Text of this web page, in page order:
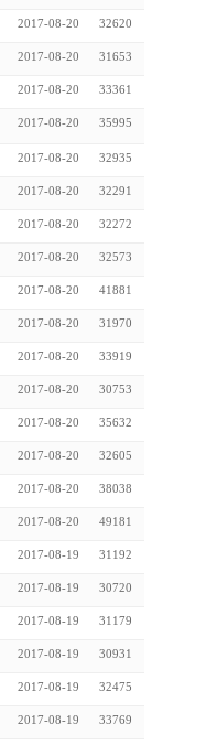
2017-08-20 32620
2017-08-20 31653
2017-08-20 33361
2017-08-20 35995
2017-08-20 32935
2017-08-20 32291
2017-08-20 32272
2017-08-20 32573
2017-08-20 41881
2017-08-20 31970
2017-08-20 33919
2017-08-20 30753
2017-08-20 35632
2017-08-20 32605
2017-08-20 38038
2017-08-20 49181
2017-08-19 31192
2017-08-19 30720
2017-08-19 31179
2017-08-19 30931
2017-08-19 32475
2017-08-19 33769